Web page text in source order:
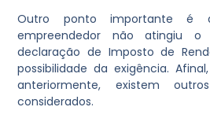
Outro ponto importante é
empreendedor não atingiu
declaração de Imposto de
possibilidade da exigência.
anteriormente, existem
considerados.